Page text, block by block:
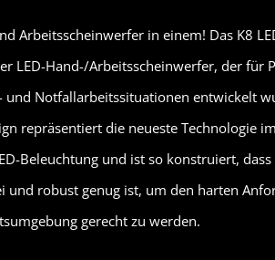
Arbeitsscheinwerfer in einem! Das K8
LED-Hand-/Arbeitsscheinwerfer, der für
und Notfallarbeitssituationen entwickelt
repräsentiert die neueste Technologie
Beleuchtung und ist so konstruiert,
und robust genug ist, um den harten
gerecht zu werden.